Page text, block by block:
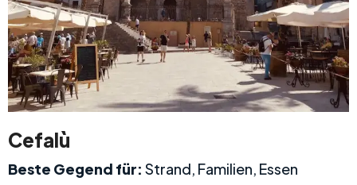
Cefalù
Beste Gegend für: Strand, Familien, Essen